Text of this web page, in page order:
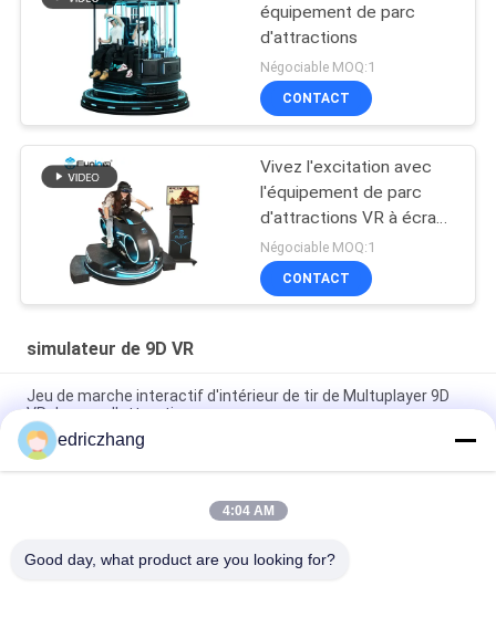
équipement de parc
d'attractions
Négociable MOQ:1
CONTACT
Vivez l'excitation avec
l'équipement de parc
d'attractions VR à écran
de 55 pouces
Négociable MOQ:1
CONTACT
simulateur de 9D VR
Jeu de marche interactif d'intérieur de tir de Multuplayer 9D
VR de parc d'attractions
Machine d'intérieur de jeu de simulateur du simulateur 9D VR
de VR avec 6 le simulateur des sièges 9d
Cinéma interactif de réalité virtuelle de la promenade 9d de
edriczhang
4:04 AM
Good day, what product are you looking for?